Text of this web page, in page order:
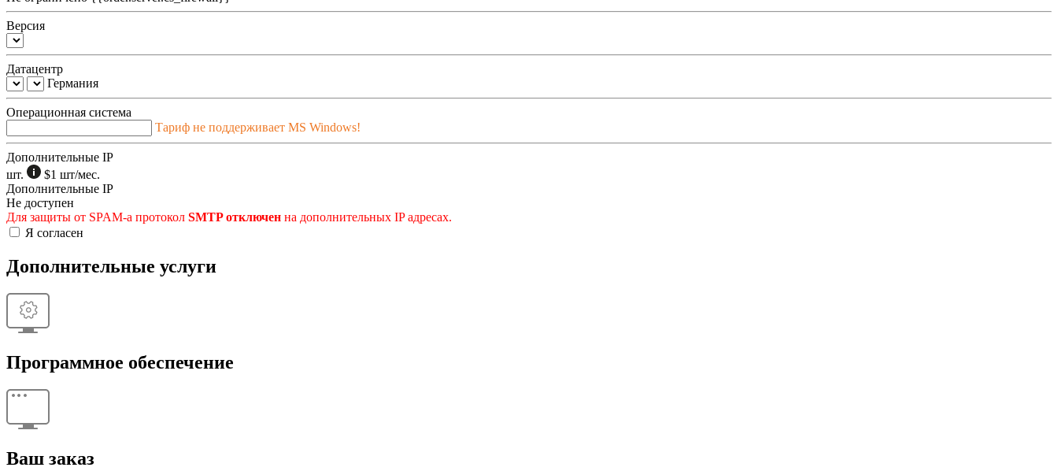
Версия
Датацентр
Германия
Операционная система
Тариф не поддерживает MS Windows!
Дополнительные IP
шт.
$1 шт/мес.
Дополнительные IP
Не доступен
Для защиты от SPAM-а протокол SMTP отключен на дополнительных IP адресах.
Я согласен
Дополнительные услуги
Программное обеспечение
Ваш заказ